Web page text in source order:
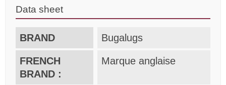
Data sheet
BRAND Bugalugs
FRENCH
BRAND :
Marque anglaise